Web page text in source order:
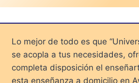
Lo mejor de todo es que
se acopla a tus necesidades,
completa disposición el
esta enseñanza a domicilio en